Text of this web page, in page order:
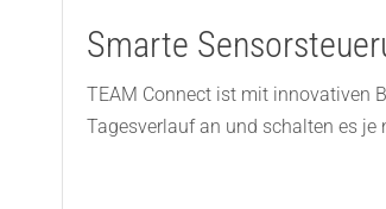
Smarte
TEAM Connect ist mit innovativen
Tagesverlauf an und schalten es je